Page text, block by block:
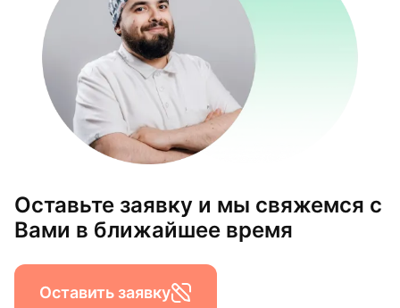
Оставьте заявку и мы свяжемся с
Вами в ближайшее время
Оставить заявку